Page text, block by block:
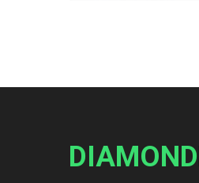
DIAMOND